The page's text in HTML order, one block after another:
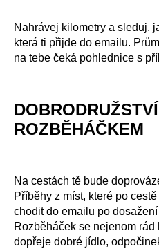
Nahrávej kilometry a sleduj,
která ti přijde do emailu.
na tebe čeká pohlednice s
ROZBĚHÁČKEM
Na cestách tě bude
Příběhy z míst, které po
chodit do emailu po
Rozběháček se nejenom
dopřeje dobré jídlo,